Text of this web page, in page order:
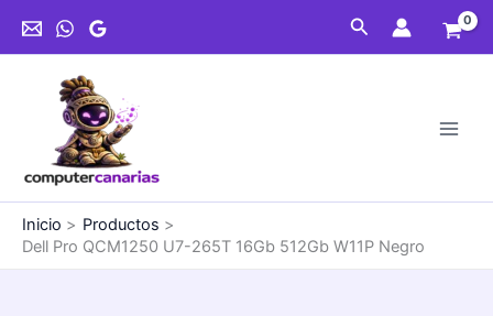
Buscar
Inicio
Productos
Dell Pro QCM1250 U7-265T 16Gb 512Gb W11P Negro